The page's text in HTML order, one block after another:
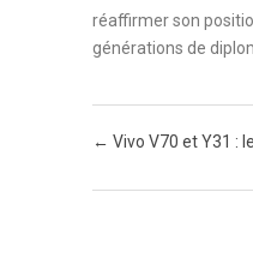
réaffirmer son
générations de
Post navigation
← Vivo V70 et Y31 :